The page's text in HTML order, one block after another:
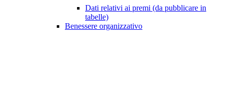
Dati relativi ai premi (da pubblicare in
tabelle)
Benessere organizzativo